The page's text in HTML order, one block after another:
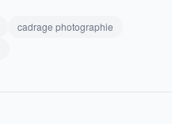
cadrage photographie